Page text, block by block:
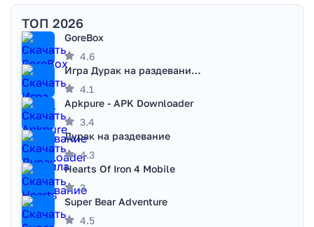
ТОП 2026
GoreBox
4.6
Игра Дурак на раздевание - Правила игры
4.1
Apkpure - APK Downloader
3.4
Дурак на раздевание
4.3
Hearts Of Iron 4 Mobile
3
Super Bear Adventure
4.5